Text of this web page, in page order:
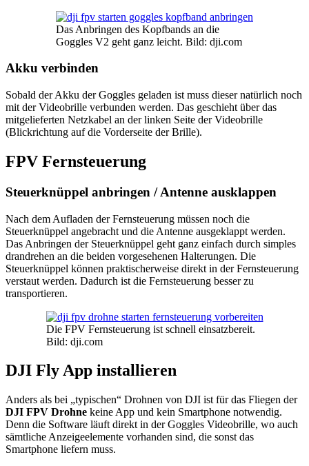
Das Anbringen des Kopfbands an die
Goggles V2 geht ganz leicht. Bild: dji.com
Akku verbinden
Sobald der Akku der Goggles geladen ist muss dieser natürlich noch
mit der Videobrille verbunden werden. Das geschieht über das
mitgelieferten Netzkabel an der linken Seite der Videobrille
(Blickrichtung auf die Vorderseite der Brille).
FPV Fernsteuerung
Steuerknüppel anbringen / Antenne ausklappen
Nach dem Aufladen der Fernsteuerung müssen noch die
Steuerknüppel angebracht und die Antenne ausgeklappt werden.
Das Anbringen der Steuerknüppel geht ganz einfach durch simples
drandrehen an die beiden vorgesehenen Halterungen. Die
Steuerknüppel können praktischerweise direkt in der Fernsteuerung
verstaut werden. Dadurch ist die Fernsteuerung besser zu
transportieren.
Die FPV Fernsteuerung ist schnell einsatzbereit.
Bild: dji.com
DJI Fly App installieren
Anders als bei „typischen“ Drohnen von DJI ist für das Fliegen der
DJI FPV Drohne keine App und kein Smartphone notwendig.
Denn die Software läuft direkt in der Goggles Videobrille, wo auch
sämtliche Anzeigeelemente vorhanden sind, die sonst das
Smartphone liefern muss.